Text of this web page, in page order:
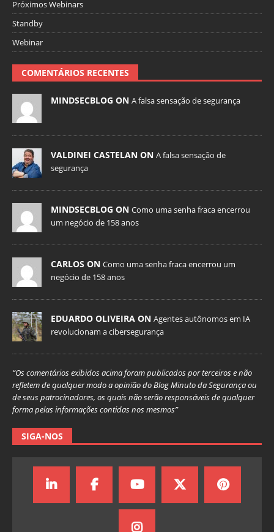
Próximos Webinars
Standby
Webinar
COMENTÁRIOS RECENTES
MINDSECBLOG ON A falsa sensação de segurança
VALDINEI CASTELAN ON A falsa sensação de
segurança
MINDSECBLOG ON Como uma senha fraca encerrou
um negócio de 158 anos
CARLOS ON Como uma senha fraca encerrou um
negócio de 158 anos
EDUARDO OLIVEIRA ON Agentes autônomos em IA
revolucionam a cibersegurança
“Os comentários exibidos acima foram publicados por terceiros e não
refletem de qualquer modo a opinião do Blog Minuto da Segurança ou
de seus patrocinadores, os quais não serão responsáveis de qualquer
forma pelas informações contidas nos mesmos”
SIGA-NOS